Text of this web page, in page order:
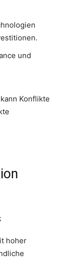
und
Konflikte
hoher